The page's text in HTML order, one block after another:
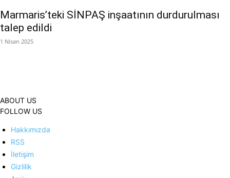
Marmaris’teki SİNPAŞ inşaatının durdurulması
talep edildi
1 Nisan 2025
ABOUT US
FOLLOW US
Hakkımızda
RSS
İletişim
Gizlilik